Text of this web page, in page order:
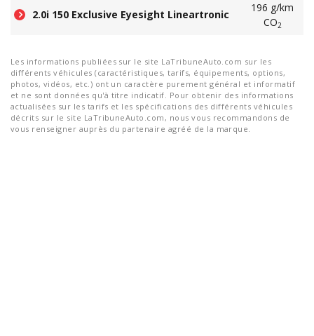
2.0i 150 Exclusive Eyesight Lineartronic
196 g/km
CO2
Les informations publiées sur le site LaTribuneAuto.com sur les
différents véhicules (caractéristiques, tarifs, équipements, options,
photos, vidéos, etc.) ont un caractère purement général et informatif
et ne sont données qu'à titre indicatif. Pour obtenir des informations
actualisées sur les tarifs et les spécifications des différents véhicules
décrits sur le site LaTribuneAuto.com, nous vous recommandons de
vous renseigner auprès du partenaire agréé de la marque.